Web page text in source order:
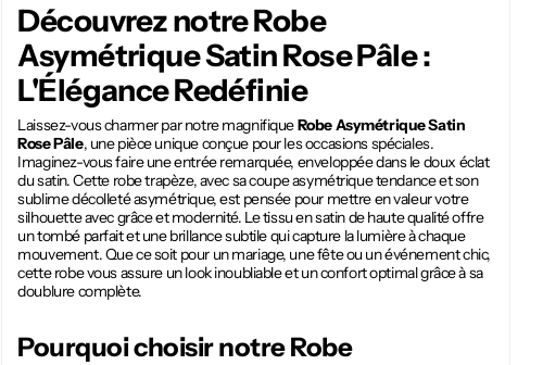
Découvrez notreRobe
Asymétrique Satin Rose Pâle:
L'Élégance Redéfinie
Laissez-vous charmer par notre magnifiqueRobe Asymétrique Satin
Rose Pâle, une pièce unique conçue pour les occasions spéciales.
Imaginez-vous faire une entrée remarquée, enveloppée dans le doux éclat
du satin. Cette robe trapèze, avec sa coupe asymétrique tendance et son
sublime décolleté asymétrique, est pensée pour mettre en valeur votre
silhouette avec grâce et modernité. Le tissu en satin de haute qualité offre
un tombé parfait et une brillance subtile qui capture la lumière à chaque
mouvement. Que ce soit pour un mariage, une fête ou un événement chic,
cette robe vous assure un look inoubliable et un confort optimal grâce à sa
doublure complète.
Pourquoi choisir notreRobe